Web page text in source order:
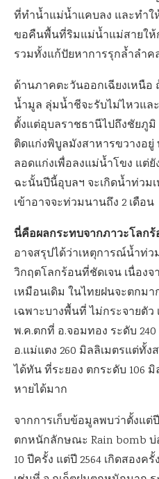
ที่ทำน้ำแม่น้ำแคบลง และทำใ
ขอคืนพื้นที่ริมแม่น้ำแม่สายให้
รวมทั้งแก้ปัยหาการรุกล้ำลำค
ด้านภาคตะวันออกเฉียงเหนือ
น้ำมูล ลุ่มน้ำชีจะรับไม่ไหวแล
ตั้งแต่อุบลราชธานีไปถึงชัยภู
ติดแก่งพิบูลมังสาหารขวางอ
ลอดแก่งเพื่อลงแม่น้ำโขง แต่
ฉะนั้นปีนี้อุบลฯ จะเกิดน้ำท่วม
เข้าอาจจะท่วมนานถึง 2 เดือน
นี่คือผลกระทบจากภาวะโลก
อาจสรุปได้ว่าเหตุการณ์น้ำท่
วิกฤตโลกร้อนที่ชัดเจน เนื่อง
เหมือนเดิม ในไทยฝนจะตกม
เฉพาะบางพื้นที่ ไม่กระจายตั
พ.ค.ตกที่ อ.จอมทอง ระดับ
อ.แม่แตง 260 มิลลิเมตรแต่ทั้ง
ได้ทัน ที่ระยอง ตกระดับ 106
หายได้มาก
จากการเก็บข้อมูลพบว่าตั้งแต่
ตกหนักลักษณะ Rain bomb
10 ปีครั้ง แต่ปี 2564 เกิดสองค